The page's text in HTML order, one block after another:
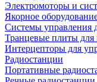
Электромоторы и
Якорное
Системы управления
Транцевые плиты для
Интерцепторы для
Радиостанции
Портативные